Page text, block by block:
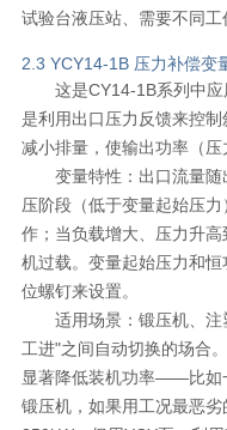
试验台液压站、需要不同工
2.3 YCY14-1B 压力补偿变
这是CY14-1B系列中
是利用出口压力反馈来控
减小排量，使输出功率（压
变量特性：出口流量
压阶段（低于变量起始压
作；当负载增大、压力升
机过载。变量起始压力和
位螺钉来设置。
适用场景：锻压机、
工进"之间自动切换的场合
显著降低装机功率——比如
锻压机，如果用工况最恶